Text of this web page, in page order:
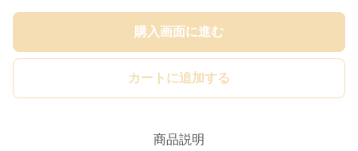
購入画面に進む
カートに追加する
商品説明